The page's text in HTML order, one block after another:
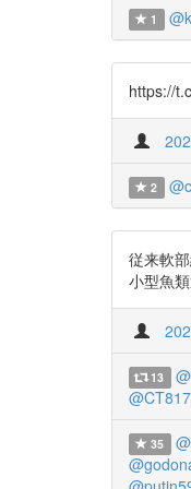
1
https://
2
従来軟
小型魚
13
35